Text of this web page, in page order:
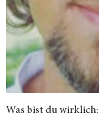
Was bist du